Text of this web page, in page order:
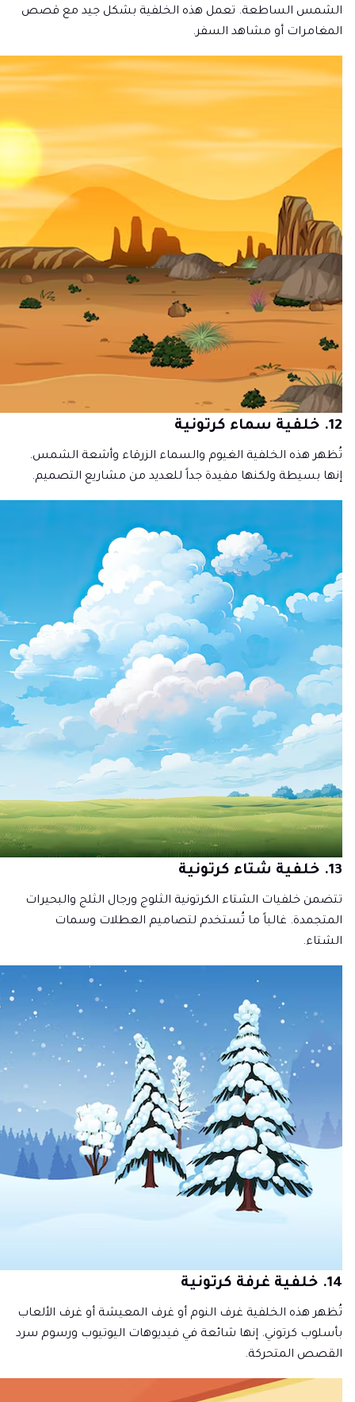
الشمس الساطعة. تعمل هذه الخلفية بشكل جيد مع قصص
المغامرات أو مشاهد السفر.
12. خلفية سماء كرتونية
تُظهر هذه الخلفية الغيوم والسماء الزرقاء وأشعة الشمس.
إنها بسيطة ولكنها مفيدة جداً للعديد من مشاريع التصميم.
13. خلفية شتاء كرتونية
تتضمن خلفيات الشتاء الكرتونية الثلوج ورجال الثلج والبحيرات
المتجمدة. غالباً ما تُستخدم لتصاميم العطلات وسمات
الشتاء.
14. خلفية غرفة كرتونية
تُظهر هذه الخلفية غرف النوم أو غرف المعيشة أو غرف الألعاب
بأسلوب كرتوني. إنها شائعة في فيديوهات اليوتيوب ورسوم سرد
القصص المتحركة.